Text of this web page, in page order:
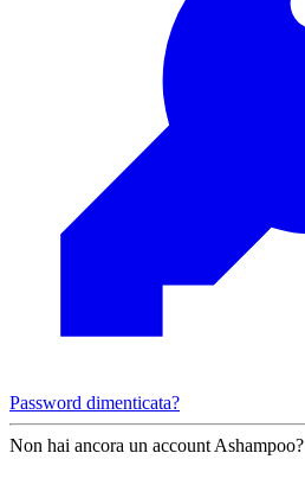
Password dimenticata?
Non hai ancora un account Ashampoo?